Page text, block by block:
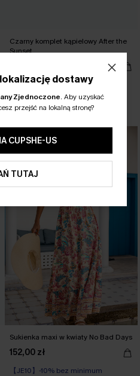
Czarny komplet kąpielowy After the
Sunset
+1
W magazynie
Sukienka maxi w kwiaty No Bad Days
152,00 zł
【JE10】-10% bez minimum
dostawy
Zjednoczone. Aby uzyskać
przejść na lokalną stronę?
CUPSHE-US
TUTAJ